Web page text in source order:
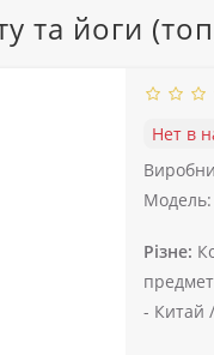
та йоги
Нет в
Модель:
Різне:
- Китай /